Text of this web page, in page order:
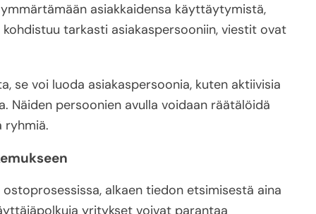
asiakkaidensa käyttäytymistä,
tarkasti asiakaspersooniin, viestit ovat
se voi luoda asiakaspersoonia, kuten aktiivisia
Näiden persoonien avulla voidaan räätälöidä
ryhmiä.
alkaen tiedon etsimisestä aina
yritykset voivat parantaa